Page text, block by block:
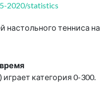
2020/statistics
настольного тенниса на
играет категория 0-300.